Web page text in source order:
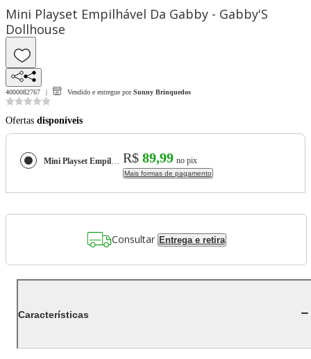
Mini Playset Empilhável Da Gabby - Gabby'S
Dollhouse
4000082767 Vendido e entregue por Sunny Brinquedos
Ofertas disponíveis
Mini Playset Empilhável Da Gabby - Gabby'S Dollhouse R$ 89,99 no pix
Mais formas de pagamento
Consultar Entrega e retira
Características